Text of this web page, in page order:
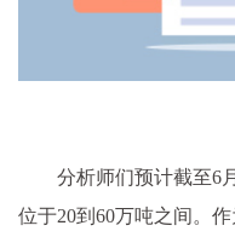
分析师们预计截至6
位于20到60万吨之间。